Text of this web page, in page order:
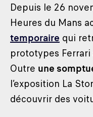
Depuis le 26
Heures du Mans
temporaire qui
prototypes Ferrari
Outre une
l’exposition La
découvrir des